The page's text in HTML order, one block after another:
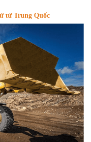
từ Trung Quốc